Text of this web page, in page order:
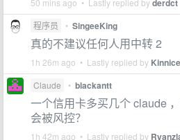
50 mins ago • Lastly replied byderdct
程序员 • SingeeKing
真的不建议任何人用中转 2
1h 26m ago • Lastly replied by Kinnice
Claude • blackantt
一个信用卡多买几个 claude
会被风控？
1h 42m ago • Lastly replied by